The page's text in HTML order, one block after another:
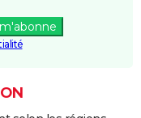
5 j